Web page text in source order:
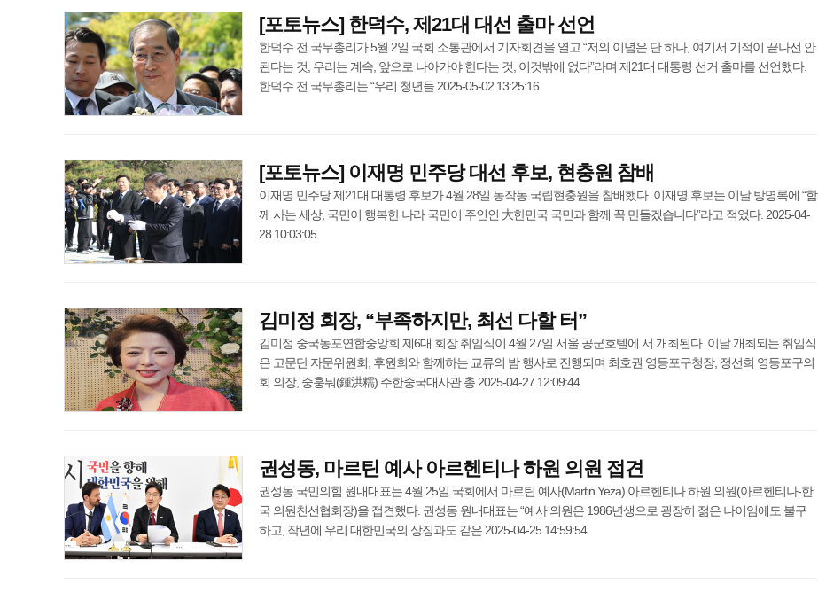
[포토뉴스] 한덕수, 제21대 대선 출마 선언
한덕수 전 국무총리가 5월 2일 국회 소통관에서 기자회견을 열고 “저의 이념은 단 하나, 여기서 기적이 끝나선 안
된다는 것, 우리는 계속, 앞으로 나아가야 한다는 것, 이것밖에 없다”라며 제21대 대통령 선거 출마를 선언했다.
한덕수 전 국무총리는 “우리 청년들 2025-05-02 13:25:16
[포토뉴스] 이재명 민주당 대선 후보, 현충원 참배
이재명 민주당 제21대 대통령 후보가 4월 28일 동작동 국립현충원을 참배했다. 이재명 후보는 이날 방명록에 “함
께 사는 세상, 국민이 행복한 나라 국민이 주인인 大한민국 국민과 함께 꼭 만들겠습니다”라고 적었다. 2025-04-
28 10:03:05
김미정 회장, “부족하지만, 최선 다할 터”
김미정 중국동포연합중앙회 제6대 회장 취임식이 4월 27일 서울 공군호텔에 서 개최된다. 이날 개최되는 취임식
은 고문단 자문위원회, 후원회와 함께하는 교류의 밤 행사로 진행되며 최호권 영등포구청장, 정선희 영등포구의
회 의장, 중훙눠(鍾洪糯) 주한중국대사관 총 2025-04-27 12:09:44
권성동, 마르틴 예사 아르헨티나 하원 의원 접견
권성동 국민의힘 원내대표는 4월 25일 국회에서 마르틴 예사(Martin Yeza) 아르헨티나 하원 의원(아르헨티나-한
국 의원친선협회장)을 접견했다. 권성동 원내대표는 “예사 의원은 1986년생으로 굉장히 젊은 나이임에도 불구
하고, 작년에 우리 대한민국의 상징과도 같은 2025-04-25 14:59:54